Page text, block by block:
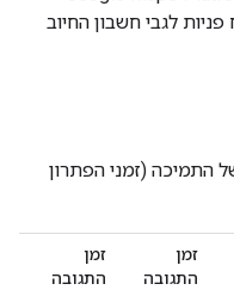
לגבי חשבון החיוב
התמיכה (זמני הפתרון
זמן
התגובה
זמן
התגובה